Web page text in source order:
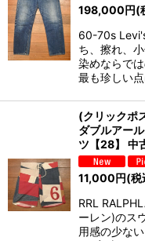
198,000円(
60-70s
ち、擦れ、
染めならで
最も珍しい
(クリックポ
ダブルアー
ツ【28】 中
11,000円(税
RRL
ーレン)のス
用感の少な